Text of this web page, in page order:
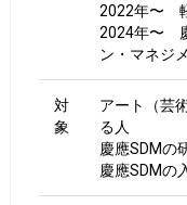
2022年〜
2024年〜
ン・マネジ
対
象
アート（芸
る人
慶應SDMの
慶應SDMの